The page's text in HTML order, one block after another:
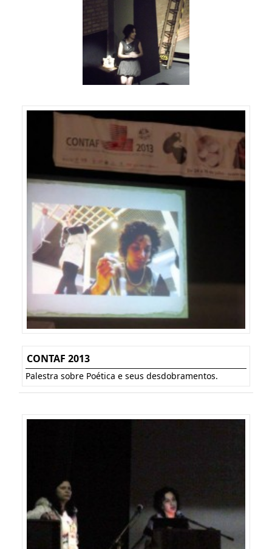
CONTAF 2013
Palestra sobre Poética e seus desdobramentos.